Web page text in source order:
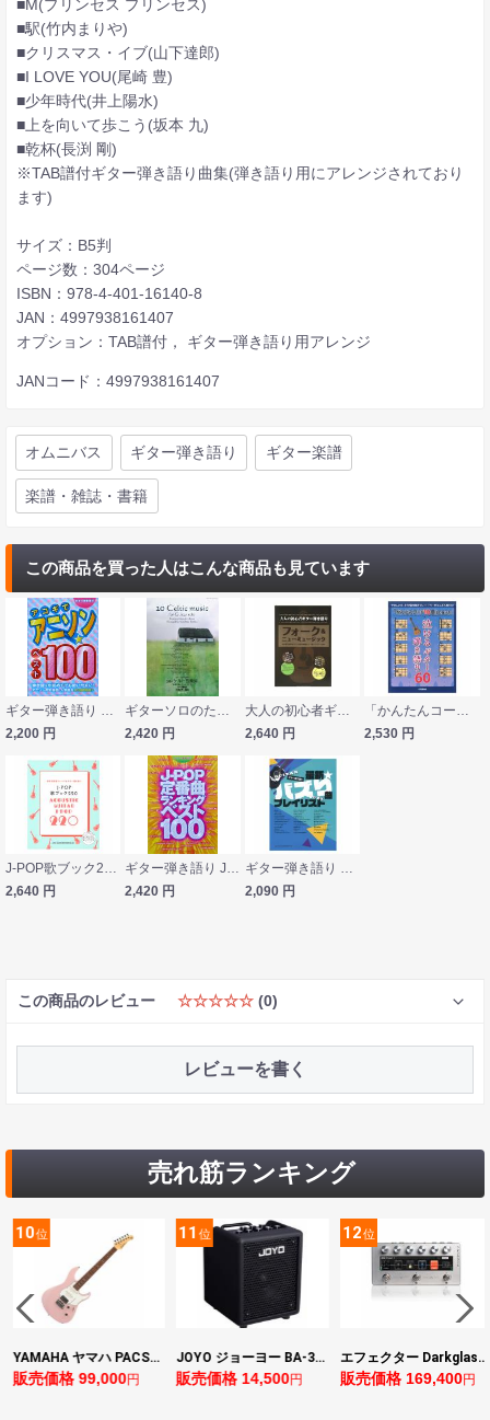
■M(プリンセス プリンセス)
■駅(竹内まりや)
■クリスマス・イブ(山下達郎)
■I LOVE YOU(尾崎 豊)
■少年時代(井上陽水)
■上を向いて歩こう(坂本 九)
■乾杯(長渕 剛)
※TAB譜付ギター弾き語り曲集(弾き語り用にアレンジされており
ます)
サイズ：B5判
ページ数：304ページ
ISBN：978-4-401-16140-8
JAN：4997938161407
オプション：TAB譜付， ギター弾き語り用アレンジ
JANコード：4997938161407
オムニバス ギター弾き語り ギター楽譜
楽譜・雑誌・書籍
この商品を買った人はこんな商品も見ています
2,200 円
2,420 円
大人の初心者ギター弾き語り フォーク＆ニューミュージック シンコーミュージック
2,640 円
2,530 円
2,640 円
2,420 円
2,090 円
この商品のレビュー ☆☆☆☆☆ (0)
レビューを書く
売れ筋ランキング
YAMAHA ヤマハ PACS+12 ASP Pacifica Standard Plus パシフィカスタンダードプラス エレキギター
円
JOYO ジョーヨー BA-30 VIBE CUBE BLK 30W 小型ベースアンプ Bluetooth+OTGオーディオI/F搭載
販売価格 14,500 円
12位
エフェクター Darkglass Electronics Anagram ベースエフェクター プリアンプ ダークグラス アナグラム
販売価格 169,400円 販売価格